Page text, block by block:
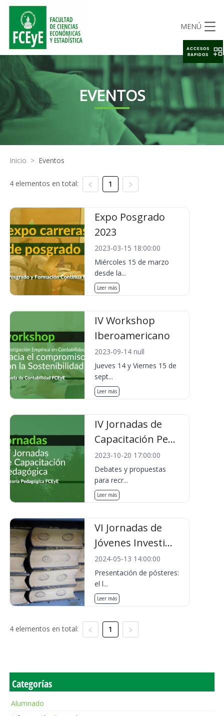
MENÚ
EVENTOS
Inicio > Eventos
4 elementos en total: 1
Expo Posgrado
2023
2023-03-15 18:00:00
Miércoles 15 de marzo
desde la...
Leer más
IV Workshop
Iberoamericano
2023-09-14 null
Jueves 14 y Viernes 15 de
sept...
Leer más
IV Jornadas de
Capacitación Pe...
2023-10-20 17:00:00
Debates y propuestas
para recr...
Leer más
VI Jornadas de
Jóvenes Investi...
2024-05-13 14:00:00
Presentación de pósteres:
el l...
Leer más
4 elementos en total: 1
Categorías
Alumnado
ACCESOS
RAPIDOS